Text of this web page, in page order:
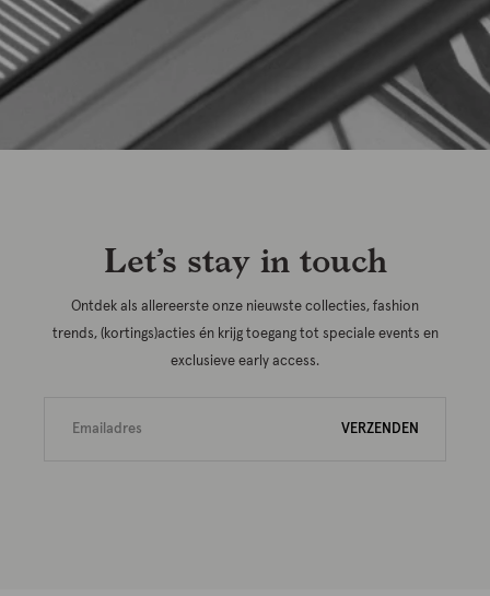
Let’s stay in touch
Ontdek als allereerste onze nieuwste collecties, fashion
trends, (kortings)acties én krijg toegang tot speciale events en
exclusieve early access.
VERZENDEN